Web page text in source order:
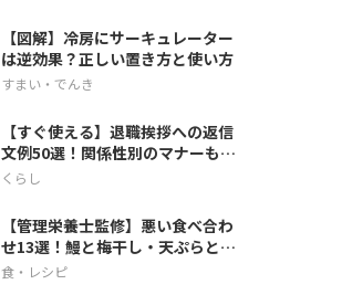
【図解】冷房にサーキュレーター
は逆効果？正しい置き方と使い方
すまい・でんき
【すぐ使える】退職挨拶への返信
文例50選！関係性別のマナーも徹
底解説
くらし
【管理栄養士監修】悪い食べ合わ
せ13選！鰻と梅干し・天ぷらとス
イカの相性も
食・レシピ